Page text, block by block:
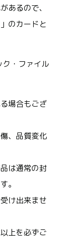
あるので、
のカードと
ク・ファイル
場合もござ
、品質変化
は通常の封
。
け出来ませ
上を必ずご